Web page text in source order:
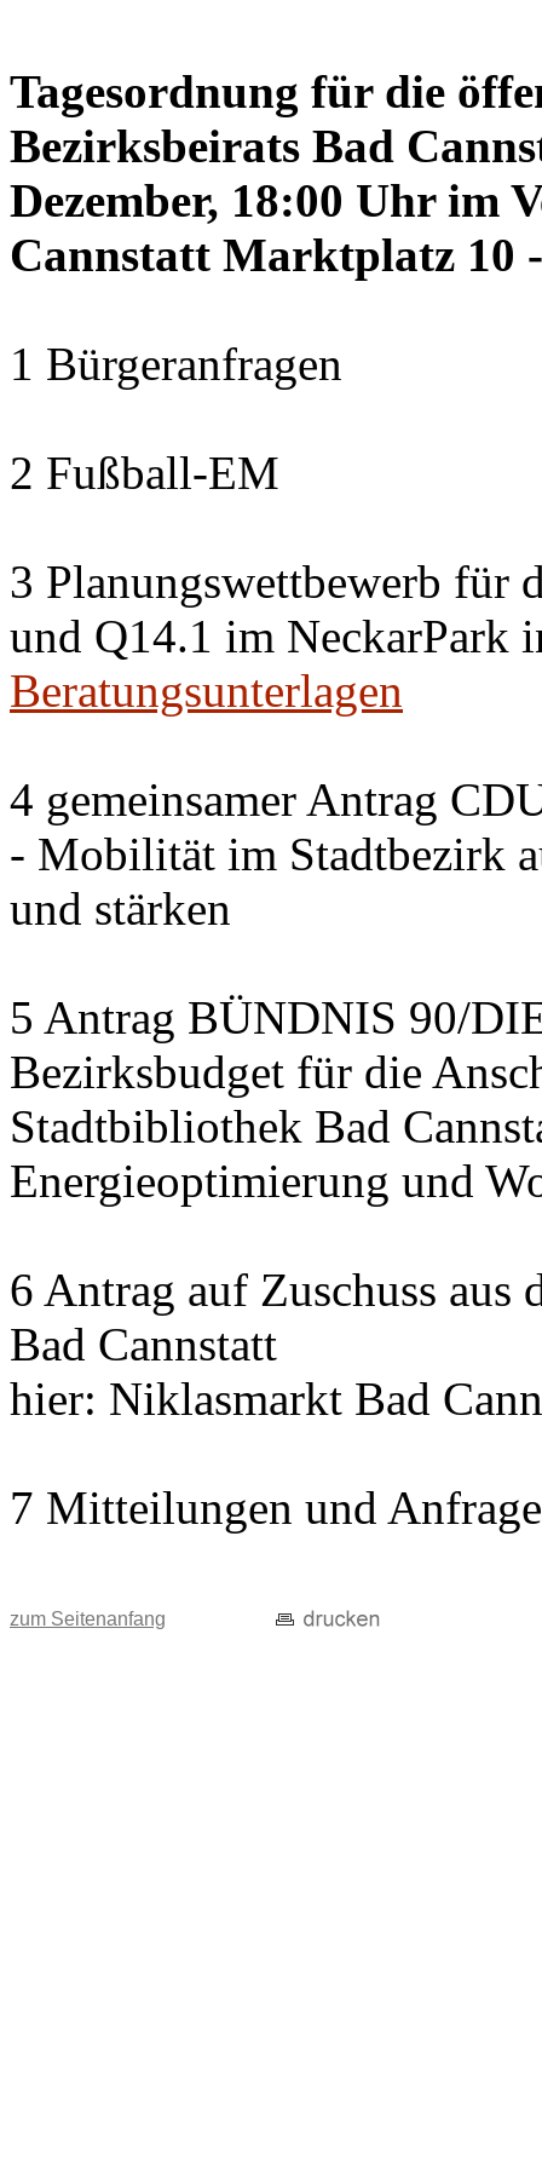
Tagesordnung für die
Bezirksbeirats Bad
Dezember, 18:00 Uhr im
Cannstatt Marktplatz 10
1 Bürgeranfragen
2 Fußball-EM
3 Planungswettbewerb für
und Q14.1 im NeckarPark
Beratungsunterlagen
4 gemeinsamer Antrag
- Mobilität im Stadtbezirk
und stärken
5 Antrag BÜNDNIS 90/
Bezirksbudget für die
Stadtbibliothek Bad
Energieoptimierung und
6 Antrag auf Zuschuss
Bad Cannstatt
hier: Niklasmarkt Bad
7 Mitteilungen und
zum Seitenanfang